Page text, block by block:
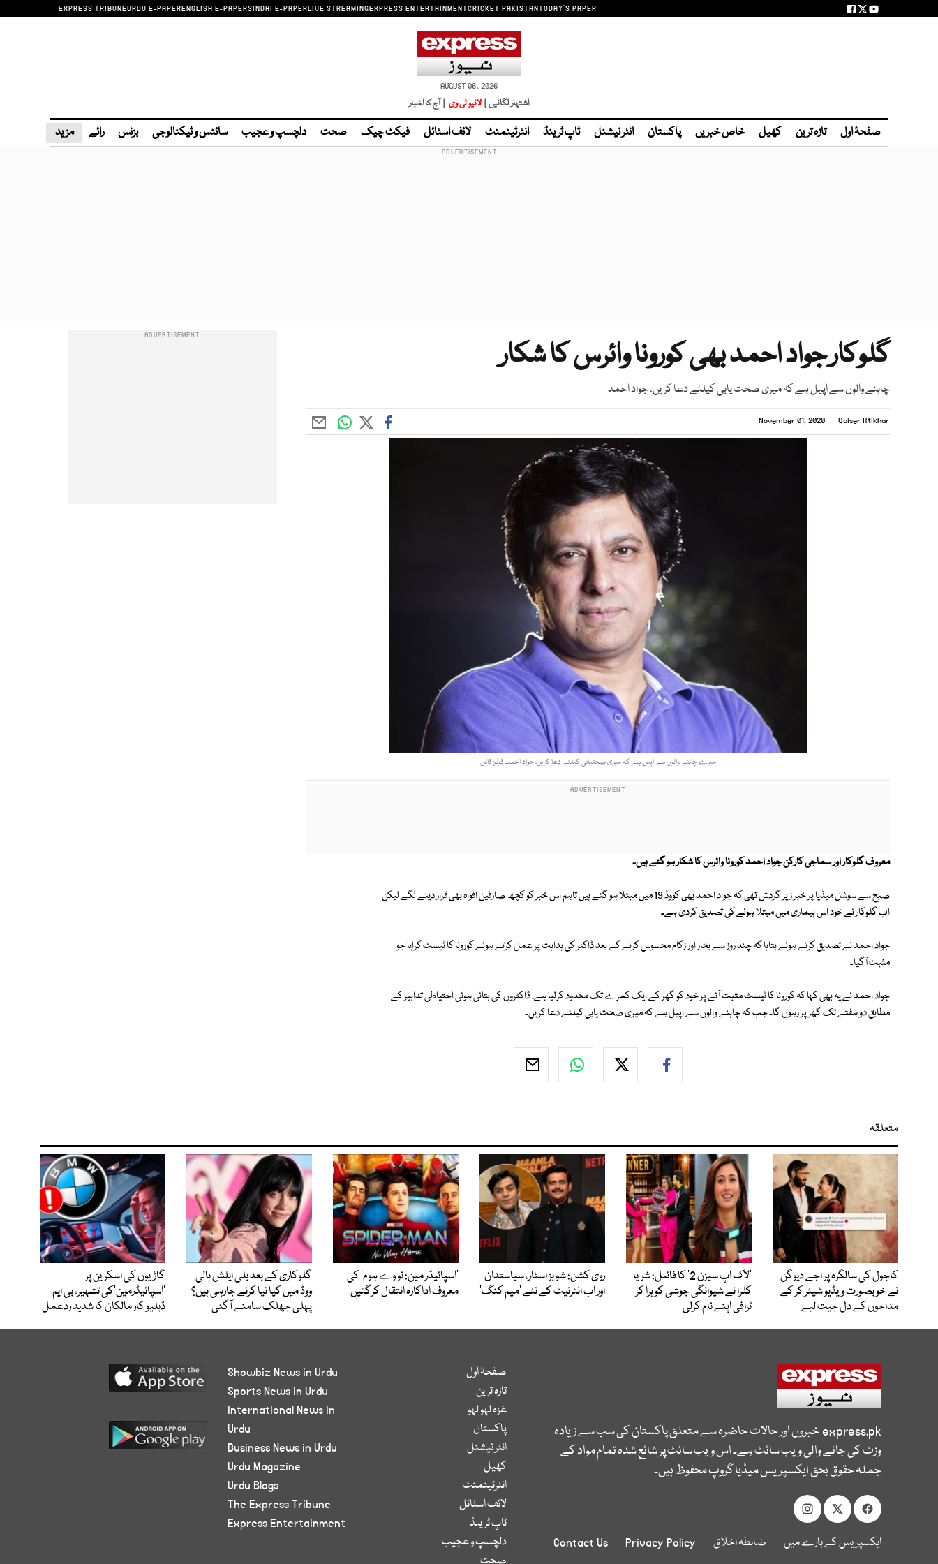
EXPRESS TRIBUNEURDU E-PAPERENGLISH E-PAPERSINDHI E-PAPERLIVE STREAMINGEXPRESS ENTERTAINMENTCRICKET PAKISTANTODAY'S PAPER
AUGUST 06, 2026
اشتہار لگائیں | لائیو ٹی وی | آج کا اخبار
صفحۂ اول تازہ ترین کھیل خاص خبریں پاکستان انٹر نیشنل ٹاپ ٹرینڈ انٹرٹینمنٹ لائف اسٹائل فیکٹ چیک صحت دلچسپ و عجیب سائنس و ٹیکنالوجی بزنس رائے مزید
گلوکار جواد احمد بھی کورونا وائرس کا شکار
چاہنے والوں سے اپیل ہے کہ میری صحت یابی کیلئے دعا کریں، جواد احمد
Qaiser Iftikhar
November 01, 2020
میرے چاہنے والوں سے اپیل ہے کہ میری صحتیابی کیلئے دعا کریں، جواد احمد۔ فوٹو: فائل
‏معروف گلوکار اور سماجی کارکن جواد احمد کورونا وائرس کا شکار ہو گئے ہیں۔
صبح سے سوشل میڈیا پر خبر زیر گردش تھی کہ جواد احمد بھی کووڈ 19 میں مبتلا ہو گئے ہیں تاہم اس خبر کو کچھ صارفین افواہ بھی قرار دینے لگے لیکن
اب گلوکار نے خود اس بیماری میں مبتلا ہونے کی تصدیق کردی ہے۔
جواد احمد نے تصدیق کرتے ہوئے بتایا کہ چند روز سے بخار اور زکام محسوس کرنے کے بعد ڈاکٹر کی ہدایت پر عمل کرتے ہوئے کورونا کا ٹیسٹ کرایا جو
مثبت آگیا۔
جواد احمد نے یہ بھی کہا کہ کورونا کا ٹیسٹ مثبت آنے پر خود کو گھر کے ایک کمرے تک محدود کرلیا ہے، ڈاکٹروں کی بتائی ہوئی احتیاطی تدابیر کے
مطابق دو ہفتے تک گھر پر رہوں گا۔ جب کہ چاہنے والوں سے اپیل ہے کہ میری صحت یابی کیلئے دعا کریں۔
متعلقہ
کاجول کی سالگرہ پر اجے دیوگن
نے خوبصورت ویڈیو شیئر کر کے
مداحوں کے دل جیت لیے
’لاک اپ سیزن 2‘ کا فائنل: شریا
کلرا نے شیوانگی جوشی کو ہرا کر
ٹرافی اپنے نام کرلی
روی کشن: شوبز اسٹار، سیاستدان
اور اب انٹرنیٹ کے نئے ’میم کنگ‘
’اسپائیڈر مین: نو وے ہوم‘ کی
معروف اداکارہ انتقال کرگئیں
گلوکاری کے بعد بلی ایلش ہالی
ووڈ میں کیا نیا کرنے جارہی ہیں؟
پہلی جھلک سامنے آگئی
گاڑیوں کی اسکرین پر
’اسپائیڈرمین‘کی تشہیر، بی ایم
ڈبلیو کار مالکان کا شدید ردعمل
express.pkخبروں اور حالات حاضرہ سے متعلق پاکستان کی سب سے زیادہ
وزٹ کی جانے والی ویب سائٹ ہے۔ اس ویب سائٹ پر شائع شدہ تمام مواد کے
جملہ حقوق بحق ایکسپریس میڈیا گروپ محفوظ ہیں۔
ایکسپریس کے بارے میں ضابطہ اخلاق Privacy Policy
Contact Us
صفحۂ اول
تازہ ترین
غزہ لہو لہو
پاکستان
انٹر نیشنل
کھیل
انٹرٹینمنٹ
لائف اسٹائل
ٹاپ ٹرینڈ
دلچسپ و عجیب
Showbiz News in Urdu
Sports News in Urdu
International News in
Urdu
Business News in Urdu
Urdu Magazine
Urdu Blogs
The Express Tribune
Express Entertainment